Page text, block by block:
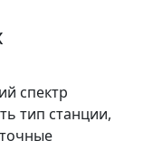
спектр
тип станции,